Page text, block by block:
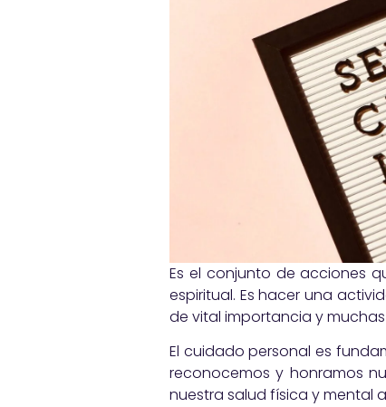
Es el conjunto de acciones
espiritual. Es hacer una
de vital importancia y
El cuidado personal es
reconocemos y honramos
nuestra salud física y mental